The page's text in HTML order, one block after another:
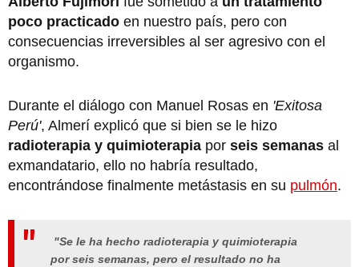
poco practicado en nuestro país, pero con
consecuencias irreversibles al ser agresivo con el
organismo.
Durante el diálogo con Manuel Rosas en 'Exitosa
Perú', Almerí explicó que si bien se le hizo
radioterapia y quimioterapia por seis semanas al
exmandatario, ello no habría resultado,
encontrándose finalmente metástasis en su pulmón.
"Se le ha hecho radioterapia y quimioterapia
por seis semanas, pero el resultado no ha